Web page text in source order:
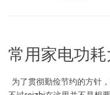
常用家电功
为了贯彻勤俭节约的方针